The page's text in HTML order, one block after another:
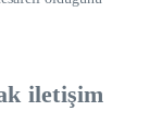
iletişim